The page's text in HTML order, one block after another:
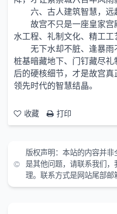
六、古人建筑智慧，远
故宫不只是一座皇家
水工程、礼制文化、精工工
无下水却不脏、逢暴雨
桩基暗藏地下、门钉藏尽
后的硬核细节，才是故宫
领先时代的智慧结晶。
收藏 打印
版权声明： 本站的内容并非
是其他问题，请联系我们
理。联系方式是网站尾部邮